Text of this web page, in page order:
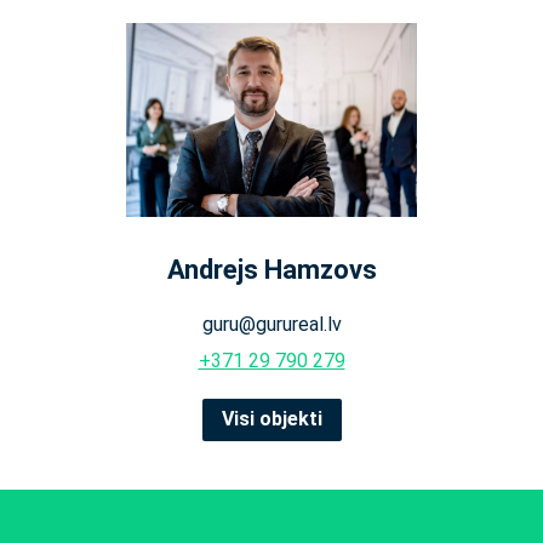
Andrejs Hamzovs
guru@gurureal.lv
+371 29 790 279
Visi objekti